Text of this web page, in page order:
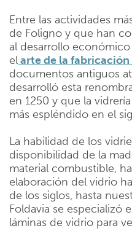
Entre las actividades
de Foligno y que han
al desarrollo
elarte de la
documentos antiguos
desarrolló esta
en 1250 y que la
más espléndido en el
La habilidad de los
disponibilidad de la
material combustible,
elaboración del vidrio
de los siglos, hasta
Foldavia se especializó
láminas de vidrio para